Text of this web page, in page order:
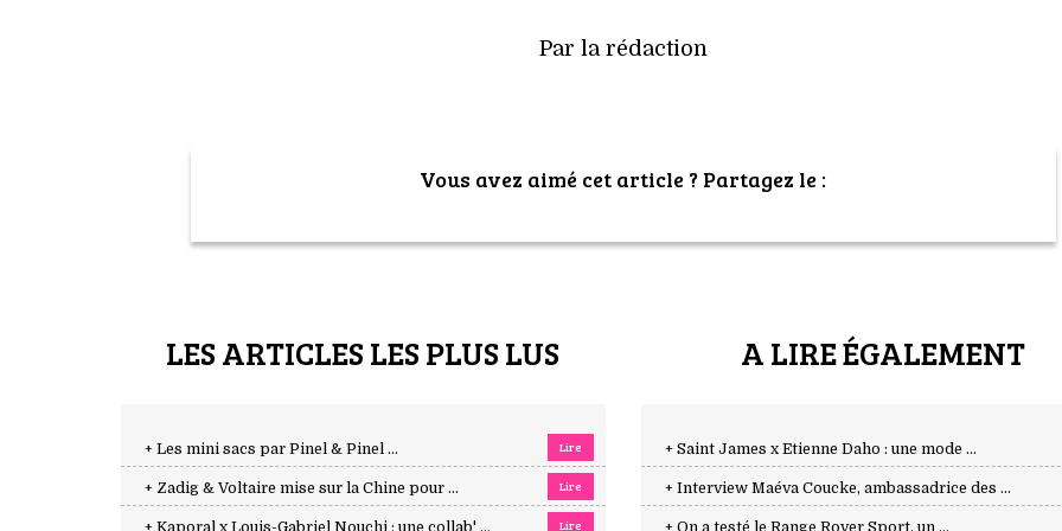
Par la rédaction
Vous avez aimé cet article ? Partagez le :
LES ARTICLES LES PLUS LUS
+ Les mini sacs par Pinel & Pinel ... Lire
+ Zadig & Voltaire mise sur la Chine pour ... Lire
+ Kaporal x Louis-Gabriel Nouchi : une collab' ... Lire
A LIRE ÉGALEMENT
+ Saint James x Etienne Daho : une mode ...
+ Interview Maéva Coucke, ambassadrice des ...
+ On a testé le Range Rover Sport, un ...